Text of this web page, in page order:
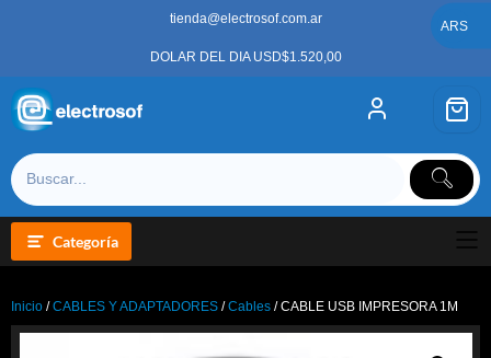
tienda@electrosof.com.ar
DOLAR DEL DIA USD$1.520,00
Categoría
Inicio /CABLES Y ADAPTADORES /Cables / CABLE USB IMPRESORA 1M
ARS